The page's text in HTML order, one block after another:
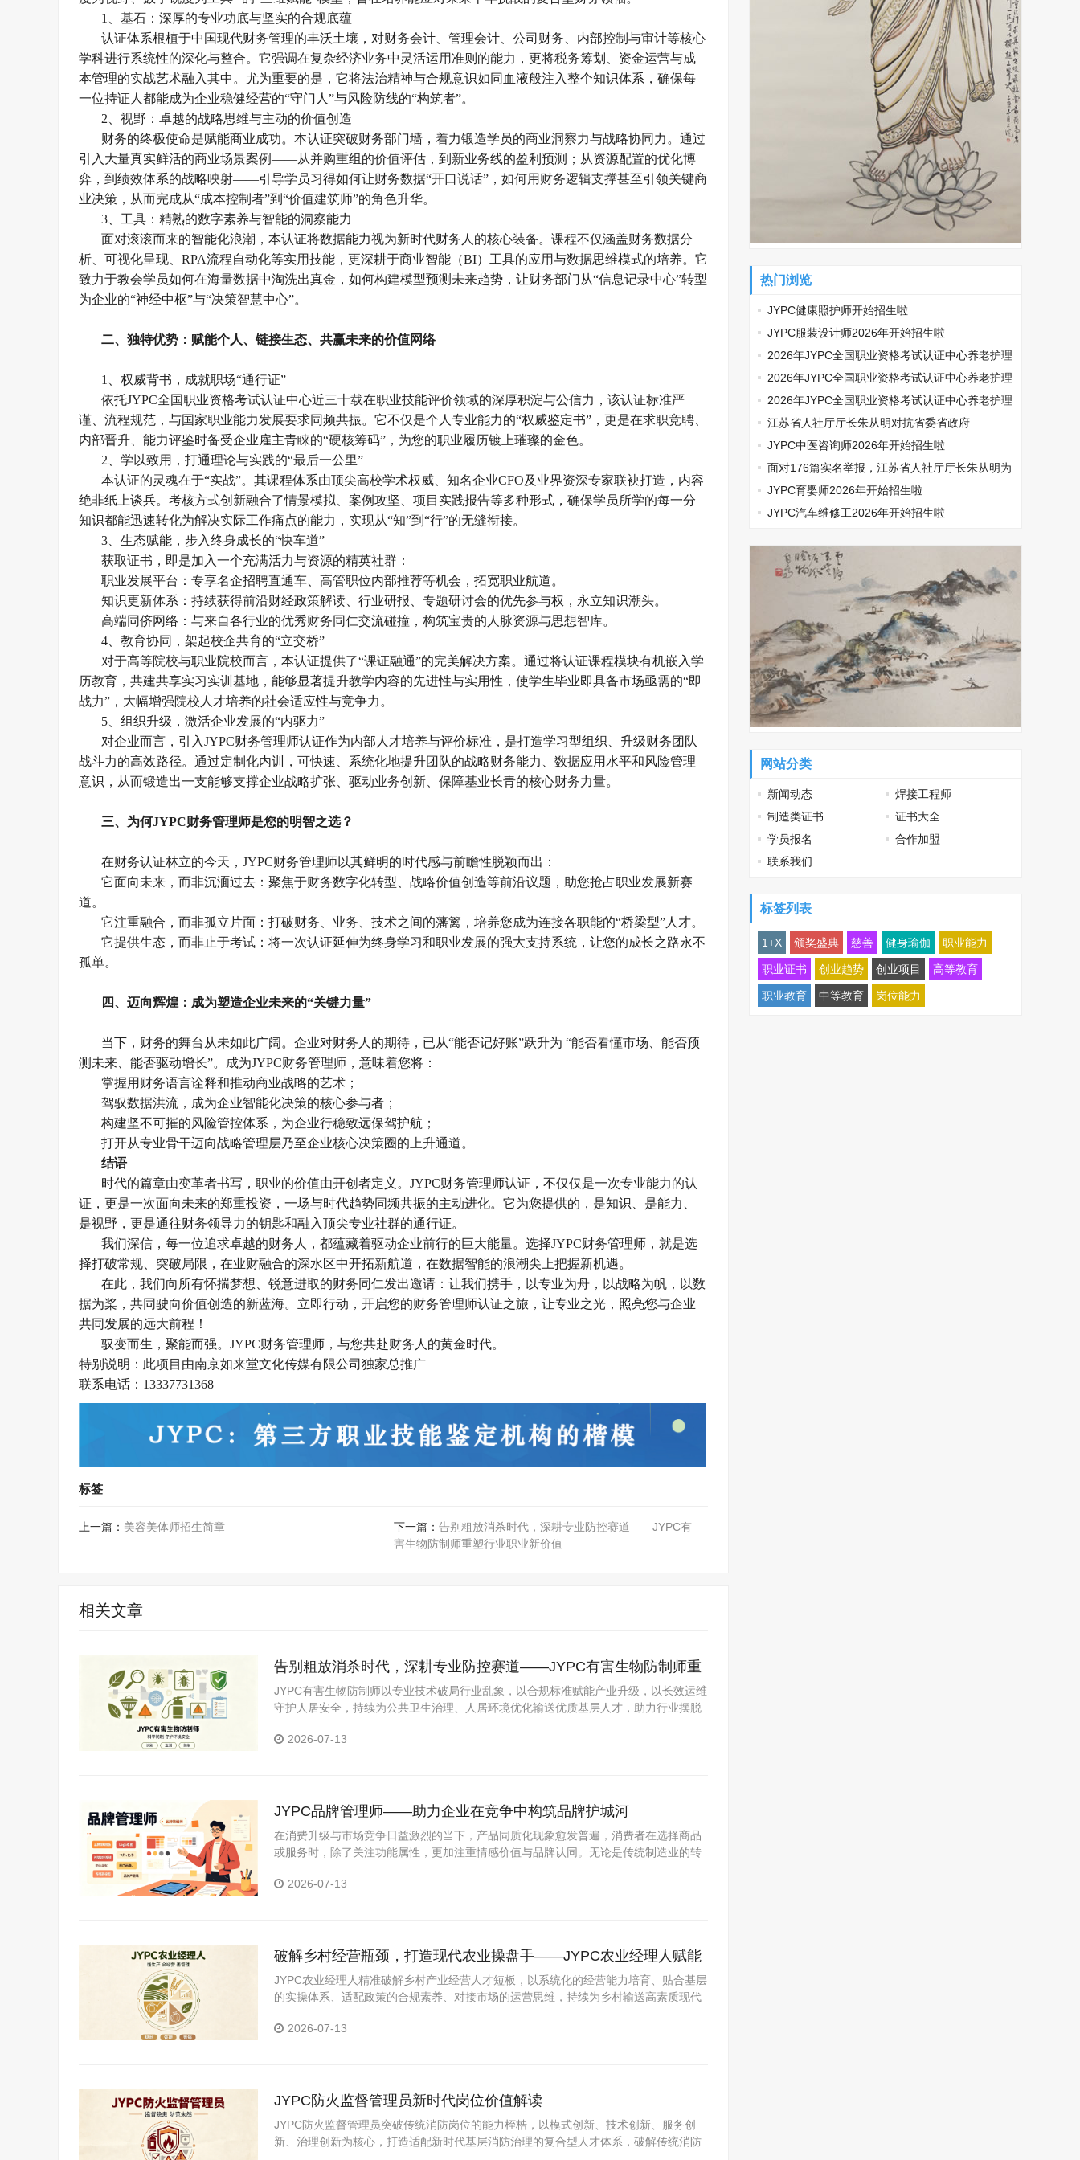
1、 基石：深厚的专业功底与坚实的合规底蕴
认证体系根植于中国现代财务管理的丰沃土壤，对财务会计、管理会计、公司财务、内部控制与审计等核心
学科进行系统性的深化与整合。它强调在复杂经济业务中灵活运用准则的能力，更将税务筹划、资金运营与成
本管理的实战艺术融入其中。尤为重要的是，它将法治精神与合规意识如同血液般注入整个知识体系，确保每
一位持证人都能成为企业稳健经营的“守门人”与风险防线的“构筑者”。
2、 视野：卓越的战略思维与主动的价值创造
财务的终极使命是赋能商业成功。本认证突破财务部门墙，着力锻造学员的商业洞察力与战略协同力。通过
引入大量真实鲜活的商业场景案例——从并购重组的价值评估，到新业务线的盈利预测；从资源配置的优化博
弈，到绩效体系的战略映射——引导学员习得如何让财务数据“开口说话”，如何用财务逻辑支撑甚至引领关键商
业决策，从而完成从“成本控制者”到“价值建筑师”的角色升华。
3、 工具：精熟的数字素养与智能的洞察能力
面对滚滚而来的智能化浪潮，本认证将数据能力视为新时代财务人的核心装备。课程不仅涵盖财务数据分
析、可视化呈现、 RPA流程自动化等实用技能，更深耕于商业智能（BI）工具的应用与数据思维模式的培养。它
致力于教会学员如何在海量数据中淘洗出真金，如何构建模型预测未来趋势，让财务部门从“信息记录中心”转型
为企业的“神经中枢”与“决策智慧中心”。
二、独特优势：赋能个人、链接生态、共赢未来的价值网络
1、 权威背书，成就职场“通行证”
依托JYPC全国职业资格考试认证中心近三十载在职业技能评价领域的深厚积淀与公信力，该认证标准严
谨、流程规范，与国家职业能力发展要求同频共振。它不仅是个人专业能力的“权威鉴定书”，更是在求职竞聘、
内部晋升、能力评鉴时备受企业雇主青睐的“硬核筹码”，为您的职业履历镀上璀璨的金色。
2、 学以致用，打通理论与实践的“最后一公里”
本认证的灵魂在于“实战”。其课程体系由顶尖高校学术权威、知名企业CFO及业界资深专家联袂打造，内容
绝非纸上谈兵。考核方式创新融合了情景模拟、案例攻坚、项目实践报告等多种形式，确保学员所学的每一分
知识都能迅速转化为解决实际工作痛点的能力，实现从“知”到“行”的无缝衔接。
3、 生态赋能，步入终身成长的“快车道”
获取证书，即是加入一个充满活力与资源的精英社群：
职业发展平台：专享名企招聘直通车、高管职位内部推荐等机会，拓宽职业航道。
知识更新体系：持续获得前沿财经政策解读、行业研报、专题研讨会的优先参与权，永立知识潮头。
高端同侪网络：与来自各行业的优秀财务同仁交流碰撞，构筑宝贵的人脉资源与思想智库。
4、 教育协同，架起校企共育的“立交桥”
对于高等院校与职业院校而言，本认证提供了“课证融通”的完美解决方案。通过将认证课程模块有机嵌入学
历教育，共建共享实习实训基地，能够显著提升教学内容的先进性与实用性，使学生毕业即具备市场亟需的“即
战力”，大幅增强院校人才培养的社会适应性与竞争力。
5、 组织升级，激活企业发展的“内驱力”
对企业而言，引入JYPC财务管理师认证作为内部人才培养与评价标准，是打造学习型组织、升级财务团队
战斗力的高效路径。通过定制化内训，可快速、系统化地提升团队的战略财务能力、数据应用水平和风险管理
意识，从而锻造出一支能够支撑企业战略扩张、驱动业务创新、保障基业长青的核心财务力量。
三、为何JYPC财务管理师是您的明智之选？
在财务认证林立的今天， JYPC财务管理师以其鲜明的时代感与前瞻性脱颖而出：
它面向未来，而非沉湎过去：聚焦于财务数字化转型、战略价值创造等前沿议题，助您抢占职业发展新赛
道。
它注重融合，而非孤立片面：打破财务、业务、技术之间的藩篱，培养您成为连接各职能的“桥梁型”人才。
它提供生态，而非止于考试：将一次认证延伸为终身学习和职业发展的强大支持系统，让您的成长之路永不
孤单。
四、迈向辉煌：成为塑造企业未来的“关键力量”
当下，财务的舞台从未如此广阔。企业对财务人的期待，已从“能否记好账”跃升为 “能否看懂市场、能否预
测未来、能否驱动增长”。成为JYPC财务管理师，意味着您将：
掌握用财务语言诠释和推动商业战略的艺术；
驾驭数据洪流，成为企业智能化决策的核心参与者；
构建坚不可摧的风险管控体系，为企业行稳致远保驾护航；
打开从专业骨干迈向战略管理层乃至企业核心决策圈的上升通道。
结语
时代的篇章由变革者书写，职业的价值由开创者定义。 JYPC财务管理师认证，不仅仅是一次专业能力的认
证，更是一次面向未来的郑重投资，一场与时代趋势同频共振的主动进化。它为您提供的，是知识、是能力、
是视野，更是通往财务领导力的钥匙和融入顶尖专业社群的通行证。
我们深信，每一位追求卓越的财务人，都蕴藏着驱动企业前行的巨大能量。选择JYPC财务管理师，就是选
择打破常规、突破局限，在业财融合的深水区中开拓新航道，在数据智能的浪潮尖上把握新机遇。
在此，我们向所有怀揣梦想、锐意进取的财务同仁发出邀请：让我们携手，以专业为舟，以战略为帆，以数
据为桨，共同驶向价值创造的新蓝海。立即行动，开启您的财务管理师认证之旅，让专业之光，照亮您与企业
共同发展的远大前程！
驭变而生，聚能而强。 JYPC财务管理师，与您共赴财务人的黄金时代。
特别说明：此项目由南京如来堂文化传媒有限公司独家总推广
联系电话： 13337731368
标签
上一篇： 美容美体师招生简章 下一篇： 告别粗放消杀时代，深耕专业防控赛道——JYPC有
害生物防制师重塑行业职业新价值
相关文章
告别粗放消杀时代，深耕专业防控赛道——JYPC有害生物防制师重
塑行业职业新价值
JYPC有害生物防制师以专业技术破局行业乱象，以合规标准赋能产业升级，以长效运维
守护人居安全，持续为公共卫生治理、人居环境优化输送优质基层人才，助力行业摆脱
2026-07-13
JYPC品牌管理师——助力企业在竞争中构筑品牌护城河
在消费升级与市场竞争日益激烈的当下，产品同质化现象愈发普遍，消费者在选择商品
或服务时，除了关注功能属性，更加注重情感价值与品牌认同。无论是传统制造业的转
2026-07-13
破解乡村经营瓶颈，打造现代农业操盘手——JYPC农业经理人赋能
乡村产业长效振兴
JYPC农业经理人精准破解乡村产业经营人才短板，以系统化的经营能力培育、贴合基层
的实操体系、适配政策的合规素养、对接市场的运营思维，持续为乡村输送高素质现代
筑牢振兴根基，助力乡村产业实现高质量、可持续发展
2026-07-13
JYPC防火监督管理员新时代岗位价值解读
JYPC防火监督管理员突破传统消防岗位的能力桎梏，以模式创新、技术创新、服务创
新、治理创新为核心，打造适配新时代基层消防治理的复合型人才体系，破解传统消防
热门浏览
JYPC健康照护师开始招生啦
JYPC服装设计师2026年开始招生啦
2026年JYPC全国职业资格考试认证中心养老护理
师开始报名啦
2026年JYPC全国职业资格考试认证中心养老护理
师开始报名啦
2026年JYPC全国职业资格考试认证中心养老护理
师开始报名啦
江苏省人社厅厅长朱从明对抗省委省政府
JYPC中医咨询师2026年开始招生啦
面对176篇实名举报，江苏省人社厅厅长朱从明为
何选择沉默
JYPC育婴师2026年开始招生啦
JYPC汽车维修工2026年开始招生啦
网站分类
新闻动态
焊接工程师
制造类证书
证书大全
学员报名
合作加盟
联系我们
标签列表
1+X 颁奖盛典 慈善 健身瑜伽 职业能力
职业证书 创业趋势 创业项目 高等教育
职业教育 中等教育 岗位能力